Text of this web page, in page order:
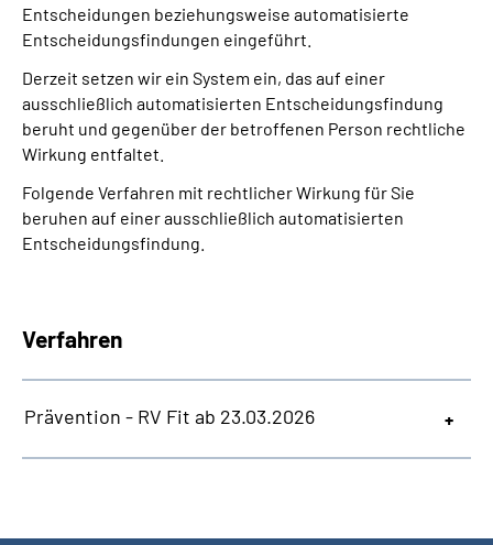
Entscheidungen beziehungsweise automatisierte
Entscheidungsfindungen eingeführt.
Derzeit setzen wir ein System ein, das auf einer
ausschließlich automatisierten Entscheidungs­findung
beruht und gegenüber der betroffenen Person rechtliche
Wirkung entfaltet.
Folgende Verfahren mit rechtlicher Wirkung für Sie
beruhen auf einer ausschließlich automatisierten
Entscheidungs­findung.
Verfahren
Prävention - RV Fit ab 23.03.2026